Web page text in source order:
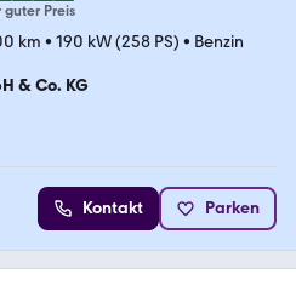
guter Preis
km • 190 kW (258 PS) • Benzin
& Co. KG
Kontakt Parken